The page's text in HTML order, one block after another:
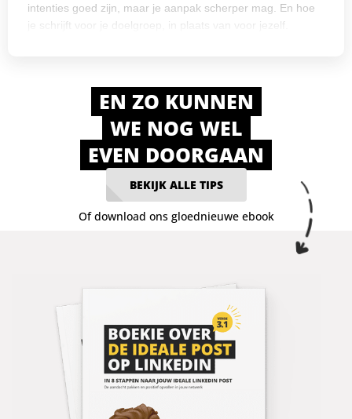
intenties goed zijn, maar je aanpak scherper mag. En hoe
je schrijft voor je doelgroep, in plaats van voor jezelf.
EN ZO KUNNEN
WE NOG WEL
EVEN DOORGAAN
BEKIJK ALLE TIPS
Of download ons gloednieuwe ebook